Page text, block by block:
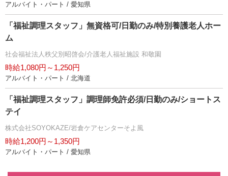
アルバイト・パート / 愛知県
「福祉調理スタッフ」無資格可/日勤のみ/特別養護老人ホー
ム
社会福祉法人秩父別昭啓会/介護老人福祉施設 和敬園
時給1,080円～1,250円
アルバイト・パート / 北海道
「福祉調理スタッフ」調理師免許必須/日勤のみ/ショートス
テイ
株式会社SOYOKAZE/岩倉ケアセンターそよ風
時給1,200円～1,350円
アルバイト・パート / 愛知県